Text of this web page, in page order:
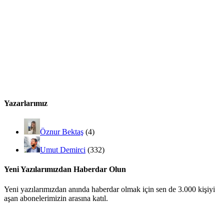
Yazarlarımız
Öznur Bektaş (4)
Umut Demirci (332)
Yeni Yazılarımızdan Haberdar Olun
Yeni yazılarımızdan anında haberdar olmak için sen de 3.000 kişiyi
aşan abonelerimizin arasına katıl.